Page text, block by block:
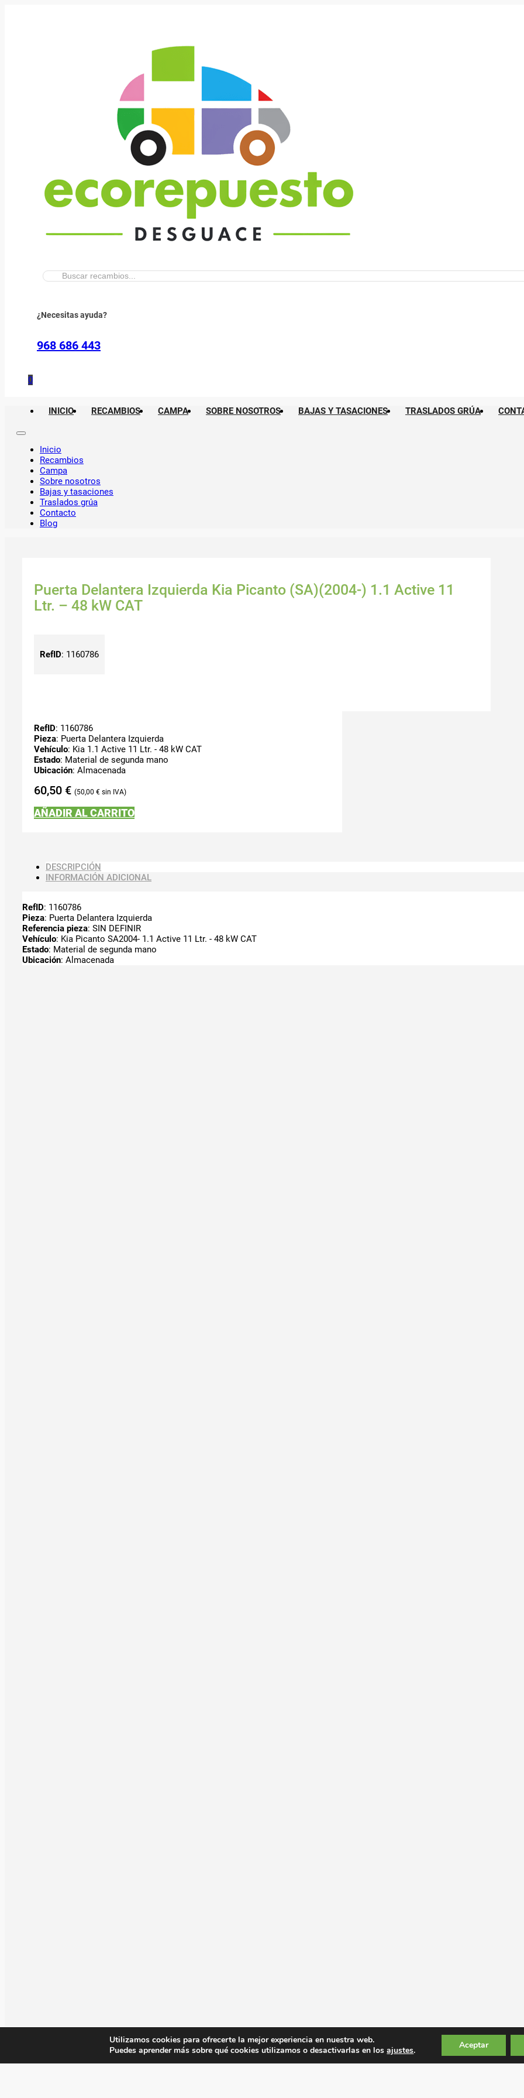
Buscar:
¿Necesitas ayuda?
968 686 443
0
INICIO RECAMBIOS CAMPA SOBRE NOSOTROS BAJAS Y TASACIONES TRASLADOS GRÚA
Inicio
Recambios
Campa
Sobre nosotros
Bajas y tasaciones
Traslados grúa
Contacto
Blog
Puerta Delantera Izquierda Kia Picanto (SA)(2004-) 1.1 Active 11
Ltr. – 48 kW CAT
RefID: 1160786
RefID: 1160786
Pieza: Puerta Delantera Izquierda
Vehículo: Kia 1.1 Active 11 Ltr. - 48 kW CAT
Estado: Material de segunda mano
Ubicación: Almacenada
60,50 € 50,00 €
AÑADIR AL CARRITO
DESCRIPCIÓN
INFORMACIÓN ADICIONAL
RefID: 1160786
Pieza: Puerta Delantera Izquierda
Referencia pieza: SIN DEFINIR
Vehículo: Kia Picanto SA2004- 1.1 Active 11 Ltr. - 48 kW CAT
Estado: Material de segunda mano
Ubicación: Almacenada
Utilizamos cookies para ofrecerte la mejor experiencia en nuestra web.
Puedes aprender más sobre qué cookies utilizamos o desactivarlas en losajustes. Aceptar